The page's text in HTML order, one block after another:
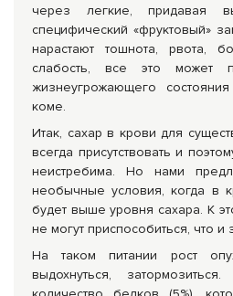
через легкие, придавая
специфический «фруктовый»
нарастают тошнота, рвота,
слабость, все это может
жизнеугрожающего
коме.
Итак, сахар в крови для
всегда присутствовать и
неистребима. Но нами
необычные условия, когда в
будет выше уровня сахара. К
не могут приспособиться, что и
На таком питании рост
выдохнуться,